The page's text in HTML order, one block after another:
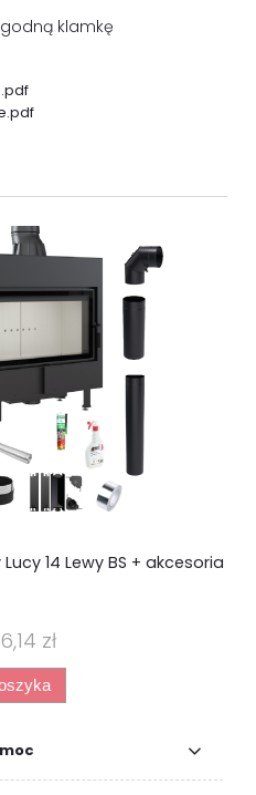
klamkę
14 Lewy BS + akcesoria
zł